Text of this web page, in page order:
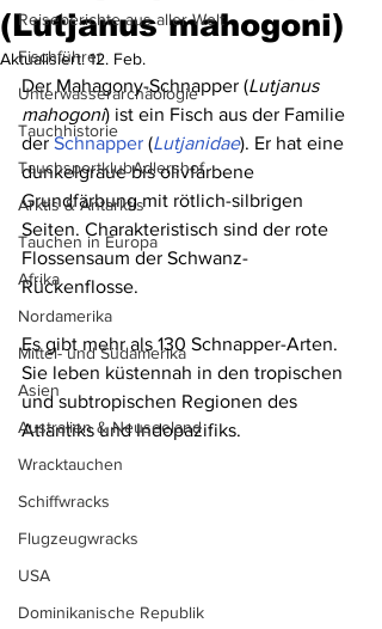
Reiseberichte aus aller Welt
Fischführer
Unterwasserarchäologie
Tauchhistorie
TauchsportklubAdlershof
Arktis & Antarktis
Tauchen in Europa
Afrika
Nordamerika
Mittel- und Südamerika
Asien
Australien & Neuseeland
Wracktauchen
Schiffwracks
Flugzeugwracks
USA
Dominikanische Republik
(Lutjanus mahogoni)
Aktualisiert:12. Feb.
Der Mahagony-Schnapper (Lutjanus
mahogoni) ist ein Fisch aus der Familie
der Schnapper (Lutjanidae). Er hat eine
dunkelgraue bis olivfarbene
Grundfärbung mit rötlich-silbrigen
Seiten. Charakteristisch sind der rote
Flossensaum der Schwanz-
Rückenflosse.
Es gibt mehr als 130 Schnapper-Arten.
Sie leben küstennah in den tropischen
und subtropischen Regionen des
Atlantiks und Indopazifiks.